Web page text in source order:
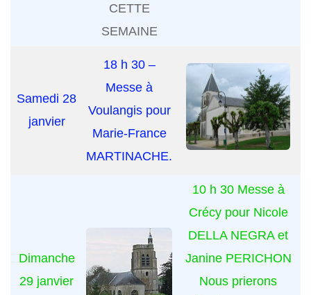
CETTE
SEMAINE
Samedi 28
janvier
18 h 30 –
Messe à
Voulangis pour
Marie-France
MARTINACHE.
Dimanche
29 janvier
10 h 30 Messe à
Crécy pour Nicole
DELLA NEGRA et
Janine PERICHON
Nous prierons